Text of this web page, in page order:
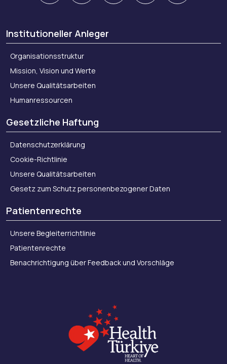
Institutioneller Anleger
Organisationsstruktur
Mission, Vision und Werte
Unsere Qualitätsarbeiten
Humanressourcen
Gesetzliche Haftung
Datenschutzerklärung
Cookie-Richtlinie
Unsere Qualitätsarbeiten
Gesetz zum Schutz personenbezogener Daten
Patientenrechte
Unsere Begleiterrichtlinie
Patientenrechte
Benachrichtigung über Feedback und Vorschläge